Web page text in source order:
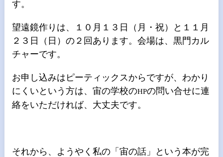
す。
望遠鏡作りは、１０月１３日（月・祝）と１１月
２３日（日）の２回あります。会場は、黒門カル
チャーです。
お申し込みはピーティックスからですが、わかり
にくいという方は、宙の学校のHPの問い合せに連
絡をいただければ、大丈夫です。
それから、ようやく私の「宙の話」という本が完